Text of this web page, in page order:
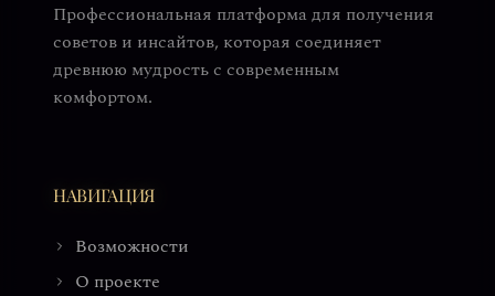
Профессиональная платформа для получения
советов и инсайтов, которая соединяет
древнюю мудрость с современным
комфортом.
НАВИГАЦИЯ
Возможности
О проекте